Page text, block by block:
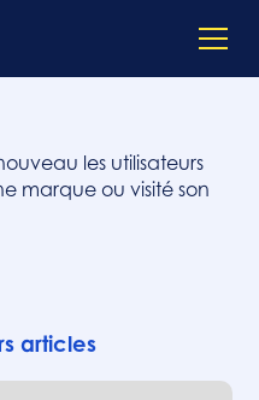
les utilisateurs
marque ou visité son
articles